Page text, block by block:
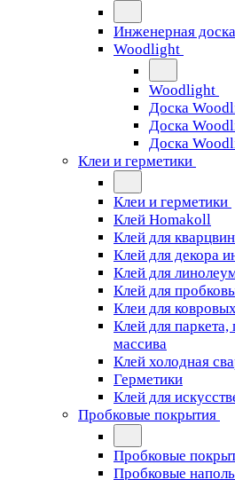
Инженерная доска
Woodlight
Woodlight
Доска
Доска
Доска
Клеи и герметики
Клеи и герметики
Клей Homakoll
Клей для
Клей для декора
Клей для
Клей для
Клеи для
Клей для паркета,
массива
Клей холодная
Герметики
Клей для
Пробковые покрытия
Пробковые
Пробковые